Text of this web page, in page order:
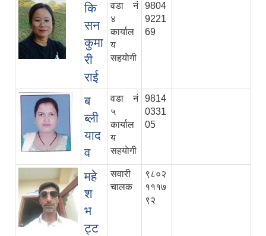
कि
सन
कुमा
री
राई
वडा नं
४
कार्याल
य
सहयाेगी
9804
9221
69
ब
ब्ली
याद
व
वडा नं
५
कार्याल
य
सहयाेगी
9814
0331
05
महे
श
भ
ट्ट
सवारी
चालक
९८०२
१११७
९२